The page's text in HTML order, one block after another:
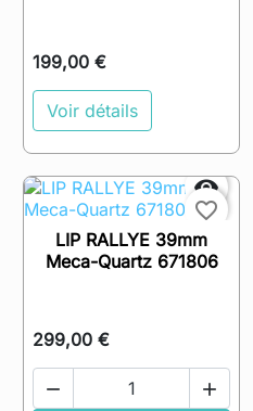
199,00 €
Voir détails

favorite_border
LIP RALLYE 39mm
Meca-Quartz 671806
299,00 €
 